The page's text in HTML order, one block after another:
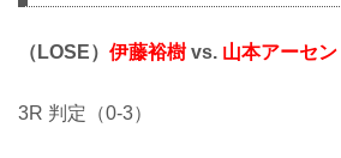
（LOSE） 伊藤裕樹 vs. 山本アーセン
3R 判定（0-3）